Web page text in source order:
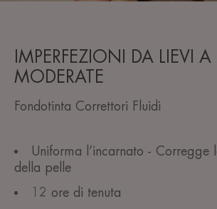
IMPERFEZIONI DA LIEVI A
MODERATE
Fondotinta Correttori Fluidi
Uniforma l’incarnato - Corregge
della pelle
12 ore di tenuta